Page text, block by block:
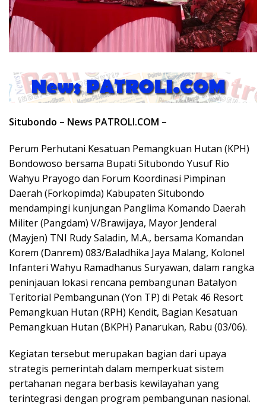
Situbondo – News PATROLI.COM –
Perum Perhutani Kesatuan Pemangkuan Hutan (KPH)
Bondowoso bersama Bupati Situbondo Yusuf Rio
Wahyu Prayogo dan Forum Koordinasi Pimpinan
Daerah (Forkopimda) Kabupaten Situbondo
mendampingi kunjungan Panglima Komando Daerah
Militer (Pangdam) V/Brawijaya, Mayor Jenderal
(Mayjen) TNI Rudy Saladin, M.A., bersama Komandan
Korem (Danrem) 083/Baladhika Jaya Malang, Kolonel
Infanteri Wahyu Ramadhanus Suryawan, dalam rangka
peninjauan lokasi rencana pembangunan Batalyon
Teritorial Pembangunan (Yon TP) di Petak 46 Resort
Pemangkuan Hutan (RPH) Kendit, Bagian Kesatuan
Pemangkuan Hutan (BKPH) Panarukan, Rabu (03/06).
Kegiatan tersebut merupakan bagian dari upaya
strategis pemerintah dalam memperkuat sistem
pertahanan negara berbasis kewilayahan yang
terintegrasi dengan program pembangunan nasional.